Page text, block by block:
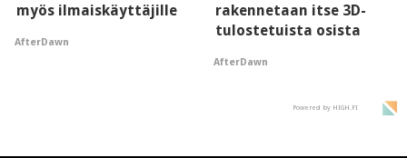
myös ilmaiskäyttäjille
AfterDawn
rakennetaan itse 3D-
tulostetuista osista
AfterDawn
Powered by HIGH.FI